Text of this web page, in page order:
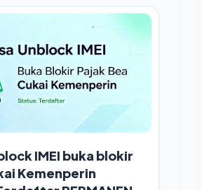
IMEI buka blokir
Kemenperin